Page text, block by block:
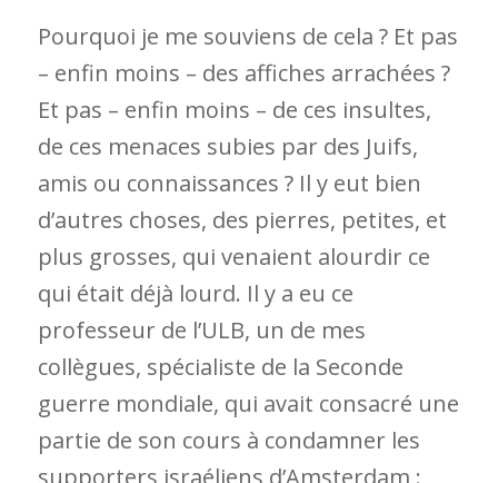
Pourquoi je me souviens de cela ? Et pas
– enfin moins – des affiches arrachées ?
Et pas – enfin moins – de ces insultes,
de ces menaces subies par des Juifs,
amis ou connaissances ? Il y eut bien
d’autres choses, des pierres, petites, et
plus grosses, qui venaient alourdir ce
qui était déjà lourd. Il y a eu ce
professeur de l’ULB, un de mes
collègues, spécialiste de la Seconde
guerre mondiale, qui avait consacré une
partie de son cours à condamner les
supporters israéliens d’Amsterdam :